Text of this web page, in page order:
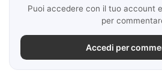
Puoi accedere con il tuo account
per
Accedi per